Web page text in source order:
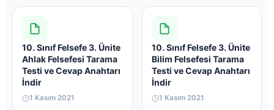
10. Sınıf Felsefe 3. Ünite
Ahlak Felsefesi Tarama
Testi ve Cevap Anahtarı
İndir
1 Kasım 2021
10. Sınıf Felsefe 3. Ünite
Bilim Felsefesi Tarama
Testi ve Cevap Anahtarı
İndir
1 Kasım 2021